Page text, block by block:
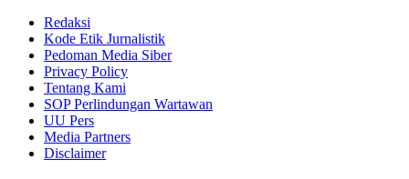
Redaksi
Kode Etik Jurnalistik
Pedoman Media Siber
Privacy Policy
Tentang Kami
SOP Perlindungan Wartawan
UU Pers
Media Partners
Disclaimer